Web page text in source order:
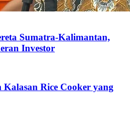
Sumatra-Kalimantan,
Investor
Kalasan Rice Cooker yang